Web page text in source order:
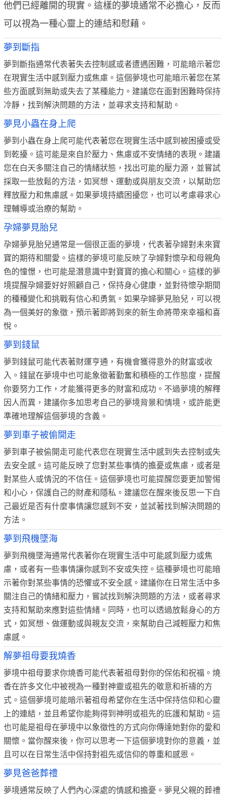
他們已經離開的現實。這樣的夢境通常不必擔心，反而
可以視為一種心靈上的連結和慰藉。
夢到斷指
夢到斷指通常代表著失去控制感或者遭遇困難，可能暗示著您
在現實生活中感到壓力或焦慮。這個夢境也可能暗示著您在某
些方面感到無助或失去了某種能力。建議您在面對困難時保持
冷靜，找到解決問題的方法，並尋求支持和幫助。
夢見小蟲在身上爬
夢到小蟲在身上爬可能代表著您在現實生活中感到被困擾或受
到乾擾。這可能是來自於壓力、焦慮或不安情緒的表現。建議
您在白天多關注自己的情緒狀態，找出可能的壓力源，並嘗試
採取一些放鬆的方法，如冥想、運動或與朋友交流，以幫助您
釋放壓力和焦慮感。如果夢境持續困擾您，也可以考慮尋求心
理輔導或治療的幫助。
孕婦夢見胎兒
孕婦夢見胎兒通常是一個很正面的夢境，代表著孕婦對未來寶
寶的期待和關愛。這樣的夢境可能反映了孕婦對懷孕和母親角
色的憧憬，也可能是潛意識中對寶寶的擔心和關心。這樣的夢
境提醒孕婦要好好照顧自己，保持身心健康，並對待懷孕期間
的種種變化和挑戰有信心和勇氣。如果孕婦夢見胎兒，可以視
為一個美好的象徵，預示著即將到來的新生命將帶來幸福和喜
悅。
夢到錢鼠
夢到錢鼠可能代表著財運亨通，有機會獲得意外的財富或收
入。錢鼠在夢境中也可能象徵著勤奮和積極的工作態度，提醒
你要努力工作，才能獲得更多的財富和成功。不過夢境的解釋
因人而異，建議你多加思考自己的夢境背景和情境，或許能更
準確地理解這個夢境的含義。
夢到車子被偷開走
夢到車子被偷開走可能代表您在現實生活中感到失去控制或失
去安全感。這可能反映了您對某些事情的擔憂或焦慮，或者是
對某些人或情況的不信任。這個夢境也可能提醒您要更加警惕
和小心，保護自己的財產和隱私。建議您在醒來後反思一下自
己最近是否有什麼事情讓您感到不安，並試著找到解決問題的
方法。
夢到飛機墜海
夢到飛機墜海通常代表著你在現實生活中可能感到壓力或焦
慮，或者有一些事情讓你感到不安或失控。這種夢境也可能暗
示著你對某些事情的恐懼或不安全感。建議你在日常生活中多
關注自己的情緒和壓力，嘗試找到解決問題的方法，或者尋求
支持和幫助來應對這些情緒。同時，也可以透過放鬆身心的方
式，如冥想、做運動或與親友交流，來幫助自己減輕壓力和焦
慮感。
解夢祖母要我燒香
夢境中祖母要求你燒香可能代表著祖母對你的保佑和祝福。燒
香在許多文化中被視為一種對神靈或祖先的敬意和祈禱的方
式。這個夢境可能暗示著祖母希望你在生活中保持信仰和心靈
上的連結，並且希望你能夠得到神明或祖先的庇護和幫助。這
也可能是祖母在夢境中以象徵性的方式向你傳達她對你的愛和
關懷。當你醒來後，你可以思考一下這個夢境對你的意義，並
且可以在日常生活中保持對祖先或信仰的尊重和感恩。
夢見爸爸葬禮
夢境通常反映了人們內心深處的情感和擔憂。夢見父親的葬禮